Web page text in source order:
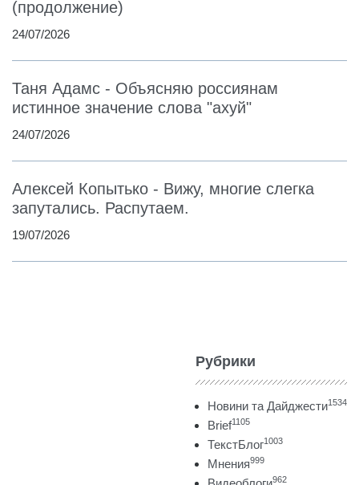
(продолжение)
24/07/2026
Таня Адамс - Объясняю россиянам
истинное значение слова "ахуй"
24/07/2026
Алексей Копытько - Вижу, многие слегка
запутались. Распутаем.
19/07/2026
Рубрики
Новини та Дайджести1534
Brief1105
ТекстБлог1003
Мнения999
962